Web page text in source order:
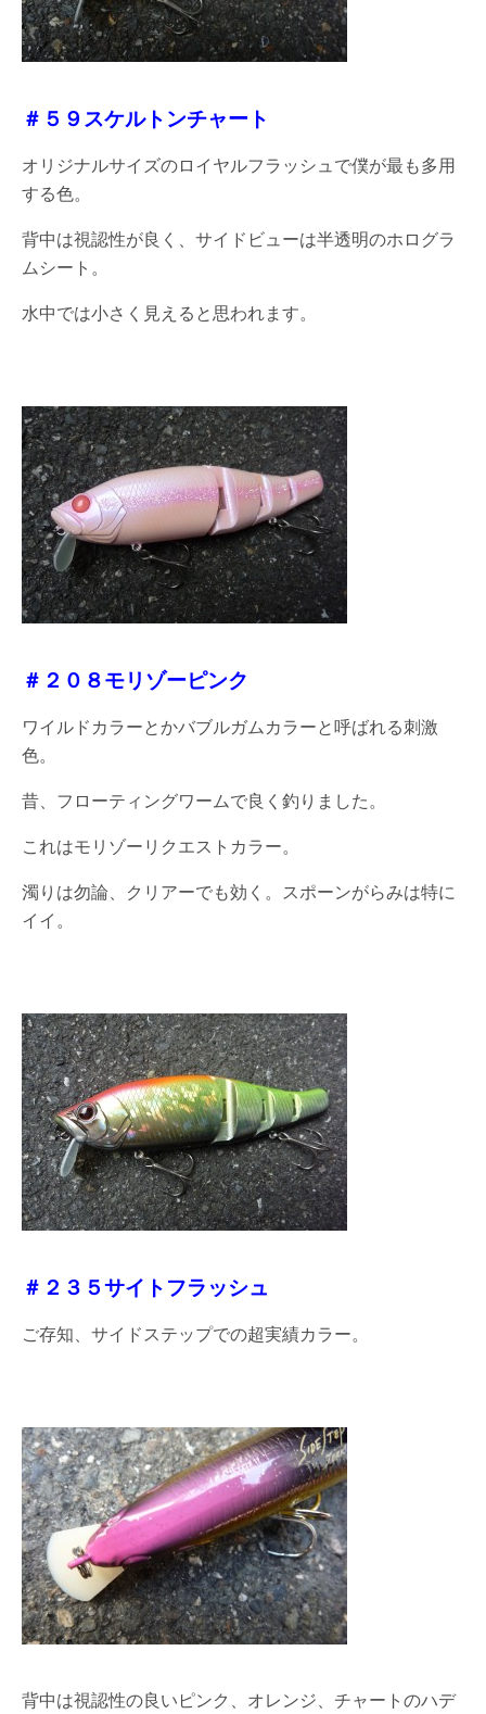
＃５９スケルトンチャート
オリジナルサイズのロイヤルフラッシュで僕が最も多用
する色。
背中は視認性が良く、サイドビューは半透明のホログラ
ムシート。
水中では小さく見えると思われます。
＃２０８モリゾーピンク
ワイルドカラーとかバブルガムカラーと呼ばれる刺激
色。
昔、フローティングワームで良く釣りました。
これはモリゾーリクエストカラー。
濁りは勿論、クリアーでも効く。スポーンがらみは特に
イイ。
＃２３５サイトフラッシュ
ご存知、サイドステップでの超実績カラー。
背中は視認性の良いピンク、オレンジ、チャートのハデ